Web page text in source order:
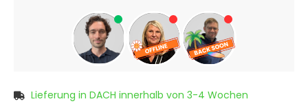
Lieferung in DACH innerhalb von 3-4 Wochen